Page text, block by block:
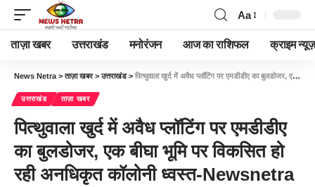
Aa
ताज़ा खबर उत्तराखंड मनोरंजन आज का राशिफल क्राइम न्यूज़
News Netra >ताज़ा खबर>उत्तराखंड> पित्थुवाला खुर्द में अवैध प्लॉटिंग पर एमडीडीए का बुलडोजर, एक बीघा भूमि पर विकसित हो रही अनधिकृत कॉलोनी ध्वस्त-Newsnetra
उत्तराखंड ताज़ा खबर
पित्थुवाला खुर्द में अवैध प्लॉटिंग पर एमडीडीए
का बुलडोजर, एक बीघा भूमि पर विकसित हो
रही अनधिकृत कॉलोनी ध्वस्त-Newsnetra